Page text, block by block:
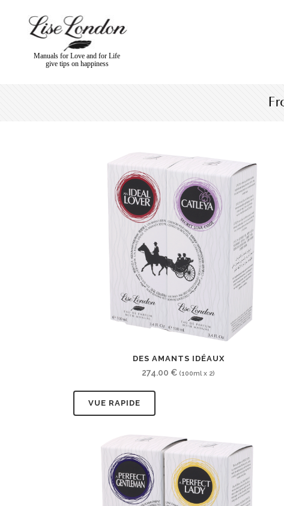
Manuals for Love and for Life
give tips on happiness
DES AMANTS IDÉAUX
274.00 € (100ml x 2)
VUE RAPIDE